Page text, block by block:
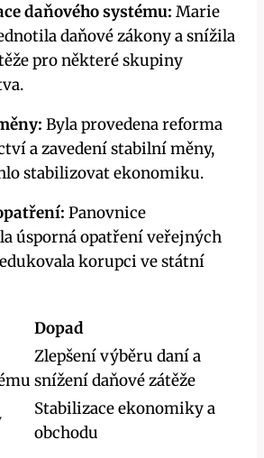
daňového systému: Marie
daňové zákony a snížila
pro některé skupiny
Byla provedena reforma
a zavedení stabilní měny,
stabilizovat ekonomiku.
Panovnice
úsporná opatření veřejných
korupci ve státní
Dopad
Zlepšení výběru daní a
snížení daňové zátěže
Stabilizace ekonomiky a
obchodu